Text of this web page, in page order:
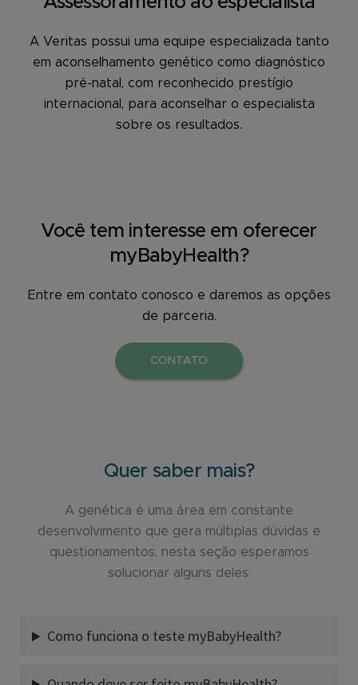
A Veritas possui uma equipe especializada tanto
em aconselhamento genético como diagnóstico
pré-natal, com reconhecido prestígio
internacional, para aconselhar o especialista
sobre os resultados.
Você tem interesse em oferecer
myBabyHealth?
Entre em contato conosco e daremos as opções
de parceria.
CONTATO
Quer saber mais?
A genética é uma área em constante
desenvolvimento que gera múltiplas dúvidas e
questionamentos, nesta seção esperamos
solucionar alguns deles.
Como funciona o teste myBabyHealth?